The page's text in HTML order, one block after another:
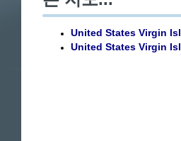
United States Virgin
United States Virgin